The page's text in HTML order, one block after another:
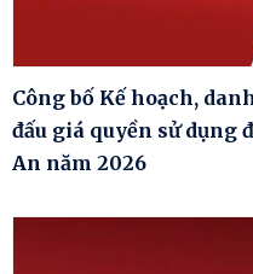
Công bố Kế hoạch,
đấu giá quyền sử dụng
An năm 2026